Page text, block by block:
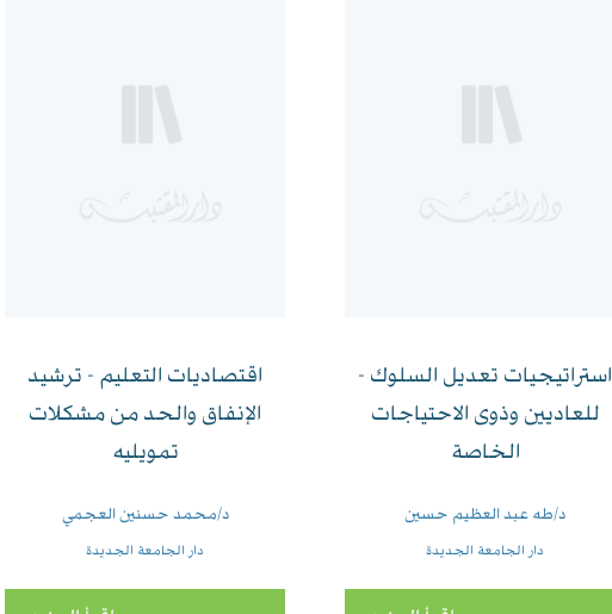
استراتيجيات تعديل السلوك -
للعاديين وذوى الاحتياجات
الخاصة
د/طه عبد العظيم حسين
دار الجامعة الجديدة
اقتصاديات التعليم - ترشيد
الإنفاق والحد من مشكلات
تمويليه
د/محمد حسنين العجمي
دار الجامعة الجديدة